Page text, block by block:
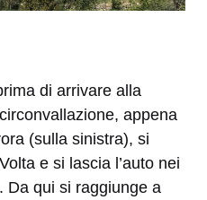
di arrivare alla
appena
(sulla sinistra), si
e si lascia l’auto nei
Da qui si raggiunge a